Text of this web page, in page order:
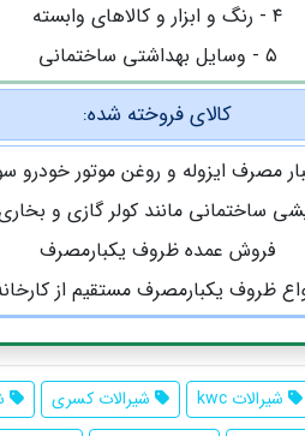
۴ - رنگ و ابزار و کالاهای وابسته
۵ - وسایل بهداشتی ساختمانی
کالای فروخته شده:
مصرف ایزوله و روغن موتور
ساختمانی مانند کولر گازی و
فروش عمده ظروف یکبارمصرف
ظروف یکبارمصرف مستقیم از
شیرالات kwc شیرالات کسری